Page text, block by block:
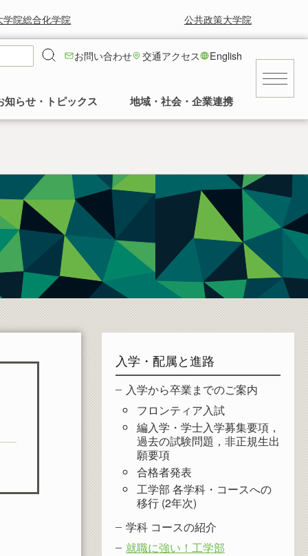
学院総合化学院 公共政策大学院
お問い合わせ 交通アクセス English
交通アクセス
建物
発行誌
景気に左右されず安定した就職率の高さを
誇っています。
求人等情報
民間
公務員・団体
知らせ・トピックス
工学部正面玄関前の中庭の様子など。多く
の卒業生に植樹していただいてます。
地域・社会・企業連携
入学・配属と進路
入学から卒業までのご案内
フロンティア入試
編入学・学士入学募集要項，
過去の試験問題，非正規生出
願要項
合格者発表
工学部 各学科・コースへの
移行 (2年次)
学科 コースの紹介
就職に強い！工学部